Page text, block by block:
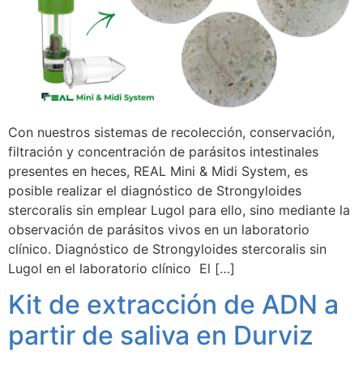
Con nuestros sistemas de recolección, conservación,
filtración y concentración de parásitos intestinales
presentes en heces, REAL Mini & Midi System, es
posible realizar el diagnóstico de Strongyloides
stercoralis sin emplear Lugol para ello, sino mediante la
observación de parásitos vivos en un laboratorio
clínico. Diagnóstico de Strongyloides stercoralis sin
Lugol en el laboratorio clínico El […]
Kit de extracción de ADN a
partir de saliva en Durviz